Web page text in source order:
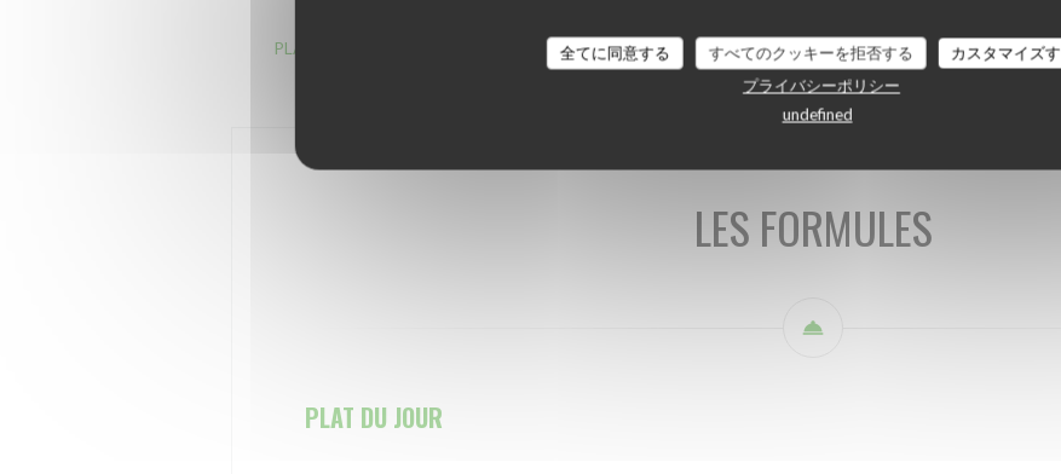
全てに同意する すべてのクッキーを拒否する
カスタマイズ
プライバシーポリシー
undefined
PLAT DU JOUR LES FORMULES (midi et soir) Les entrées Les viandes
LES FORMULES
PLAT DU JOUR